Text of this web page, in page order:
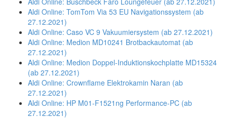
Aldi Online: TomTom Via 53 EU Navigationssystem (ab
27.12.2021)
Aldi Online: Caso VC 9 Vakuumiersystem (ab 27.12.2021)
Aldi Online: Medion MD10241 Brotbackautomat (ab
27.12.2021)
Aldi Online: Medion Doppel-Induktionskochplatte MD15324
(ab 27.12.2021)
Aldi Online: Crownflame Elektrokamin Naran (ab
27.12.2021)
Aldi Online: HP M01-F1521ng Performance-PC (ab
27.12.2021)